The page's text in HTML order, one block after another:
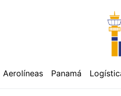
Aerolíneas Panamá